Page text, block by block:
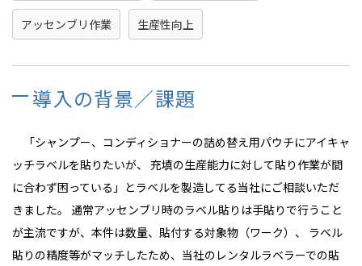
アッセンブリ作業 生産性向上
導入の背景／課題
「シャンプー、コンディショナーの詰め替え用パウチにアイキャ
ッチラベルを貼りたいが、 充填の生産能力に対して貼り作業が間
に合わず困っている」とラベルを製造してる当社にご相談いただ
きました。 通常アッセンブリ時のラベル貼りは手貼りで行うこと
が主流ですが、本件は数量、貼付する対象物（ワーク）、 ラベル
貼りの精度等がマッチしたため、当社のレンタルラベラーでの貼